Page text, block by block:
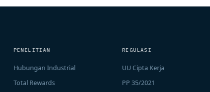
PENELITIAN
Hubungan Industrial
Total Rewards
REGULASI
UU Cipta Kerja
PP 35/2021